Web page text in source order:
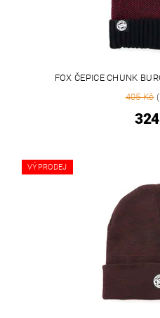
FOX ČEPICE CHUNK
405 Kč
VÝPRODEJ